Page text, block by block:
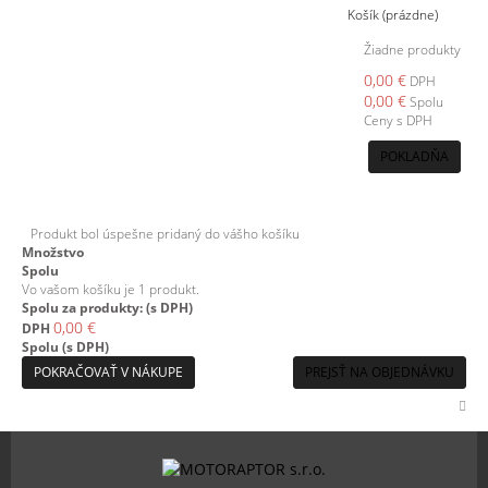
Košík(prázdne)
Žiadne produkty
0,00 € DPH
0,00 €Spolu
Ceny s DPH
POKLADŇA
Produkt bol úspešne pridaný do vášho košíku
Množstvo
Spolu
Vo vašom košíku je 1 produkt.
Spolu za produkty: (s DPH)
DPH 0,00 €
Spolu (s DPH)
POKRAČOVAŤ V NÁKUPE
PREJSŤ NA OBJEDNÁVKU